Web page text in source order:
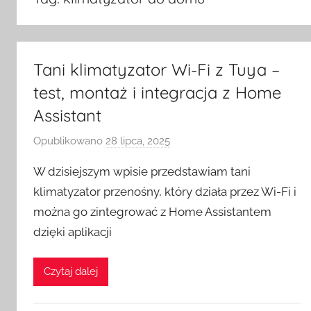
Tani klimatyzator Wi-Fi z Tuya –
test, montaż i integracja z Home
Assistant
Opublikowano 28 lipca, 2025
z
e
z
W dzisiejszym wpisie przedstawiam tani
klimatyzator przenośny, który działa przez Wi-Fi i
można go zintegrować z Home Assistantem
dzięki aplikacji
Czytaj dalej